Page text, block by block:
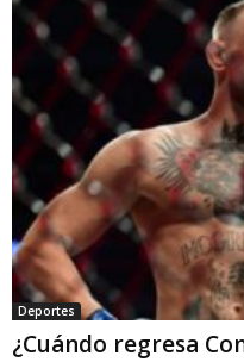
Deportes
¿Cuándo regresa